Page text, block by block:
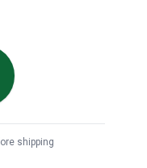
shipping